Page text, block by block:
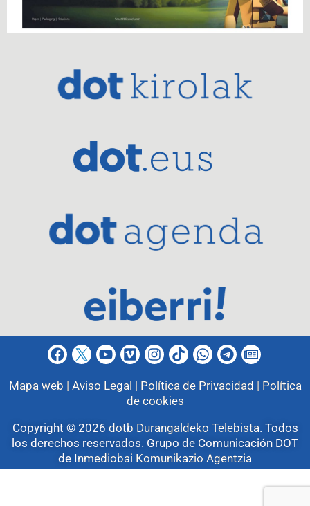
Mapa web | Aviso Legal | Política de Privacidad | Política
de cookies
Copyright © 2026 dotb Durangaldeko Telebista. Todos
los derechos reservados. Grupo de Comunicación DOT
de Inmediobai Komunikazio Agentzia